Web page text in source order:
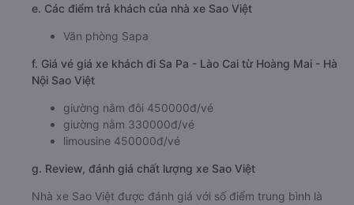
e. Các điểm trả khách của nhà xe Sao Việt
Văn phòng Sapa
f. Giá vé giá xe khách đi Sa Pa - Lào Cai từ Hoàng Mai - Hà
Nội Sao Việt
giường nằm đôi 450000đ/vé
giường nằm 330000đ/vé
limousine 450000đ/vé
g. Review, đánh giá chất lượng xe Sao Việt
Nhà xe Sao Việt được đánh giá với số điểm trung bình là